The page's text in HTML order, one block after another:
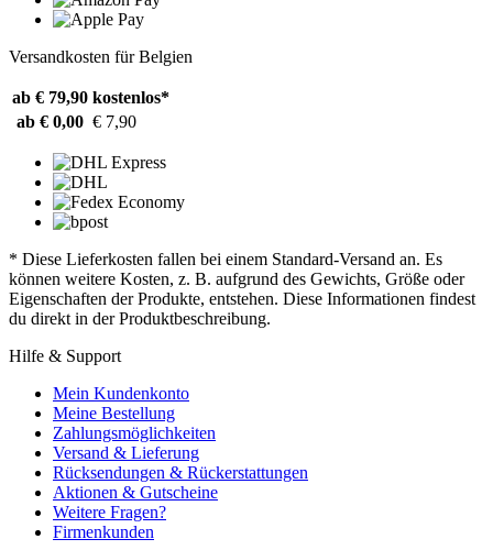
Versandkosten für Belgien
ab € 79,90 kostenlos*
ab € 0,00 € 7,90
* Diese Lieferkosten fallen bei einem Standard-Versand an. Es
können weitere Kosten, z. B. aufgrund des Gewichts, Größe oder
Eigenschaften der Produkte, entstehen. Diese Informationen findest
du direkt in der Produktbeschreibung.
Hilfe & Support
Mein Kundenkonto
Meine Bestellung
Zahlungsmöglichkeiten
Versand & Lieferung
Rücksendungen & Rückerstattungen
Aktionen & Gutscheine
Weitere Fragen?
Firmenkunden